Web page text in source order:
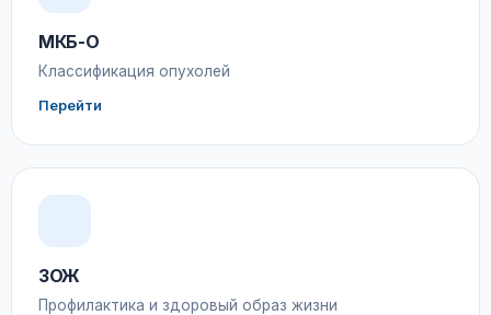
МКБ-О
Классификация опухолей
Перейти
ЗОЖ
Профилактика и здоровый образ жизни